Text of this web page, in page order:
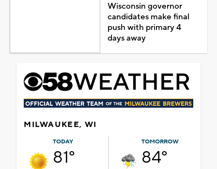
Wisconsin governor
candidates make final
push with primary 4
days away
MILWAUKEE, WI
TODAY
81°
TOMORROW
84°